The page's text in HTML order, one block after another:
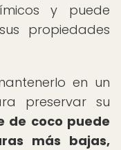
y puede
propiedades
en un
preservar su
de coco puede
más bajas,